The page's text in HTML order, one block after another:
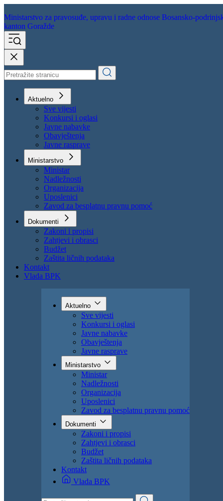
Ministarstvo za pravosuđe,
kanton Goražde
Aktuelno
Sve vijesti
Konkursi i oglasi
Javne nabavke
Obavještenja
Javne rasprave
Ministarstvo
Ministar
Nadležnosti
Organizacija
Uposlenici
Zavod za besplatnu pravnu pomoć
Dokumenti
Zakoni i propisi
Zahtjevi i obrasci
Budžet
Vlada BPK
Aktuelno
Sve vijesti
Konkursi i oglasi
Javne nabavke
Obavještenja
Javne rasprave
Ministarstvo
Ministar
Nadležnosti
Organizacija
Uposlenici
Zavod za besplatnu pravnu pomoć
Dokumenti
Zakoni i propisi
Zahtjevi i obrasci
Budžet
Zaštita ličnih podataka
Kontakt